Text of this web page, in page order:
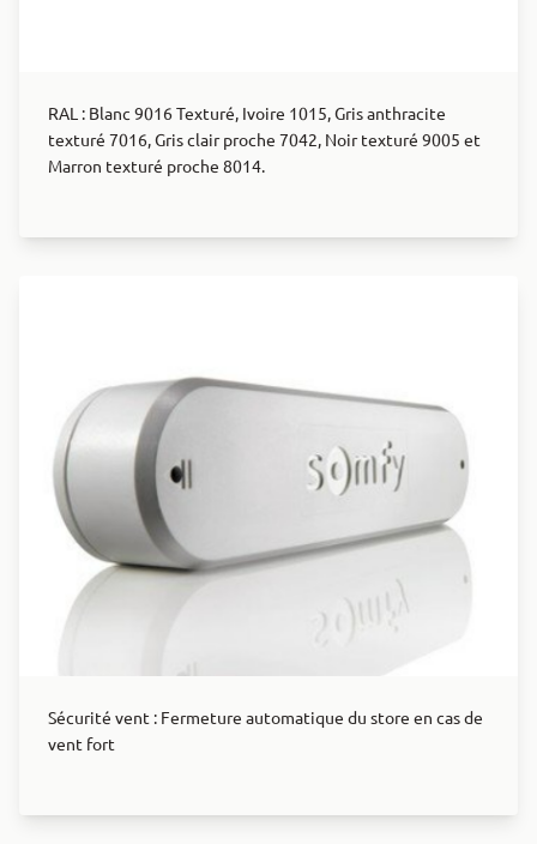
RAL : Blanc 9016 Texturé, Ivoire 1015, Gris anthracite
texturé 7016, Gris clair proche 7042, Noir texturé 9005 et
Marron texturé proche 8014.
Sécurité vent : Fermeture automatique du store en cas de
vent fort